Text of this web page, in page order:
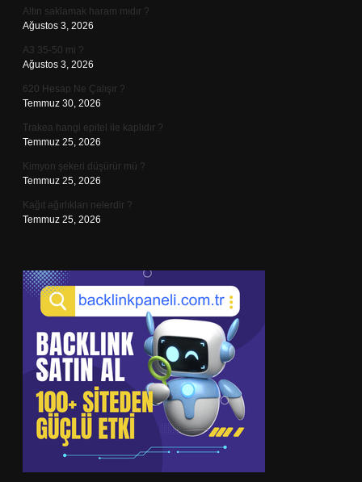
Altın saklamak haram mıdır ?
Ağustos 3, 2026
A3 35-50 mi ?
Ağustos 3, 2026
620 Hesap Ne Çalışır ?
Temmuz 30, 2026
Trakea hangi epitel ile kaplıdır ?
Temmuz 25, 2026
Kimyon şekeri düşürür mü ?
Temmuz 25, 2026
Kağıt ağırlıkları nelerdir ?
Temmuz 25, 2026